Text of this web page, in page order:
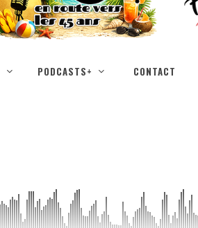
PODCASTS+ CONTACT